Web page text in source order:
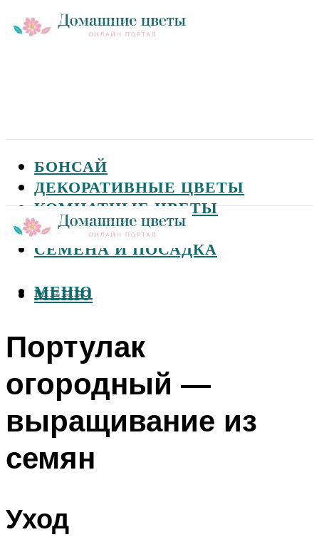
БОНСАЙ
ДЕКОРАТИВНЫЕ ЦВЕТЫ
КОМНАТНЫЕ ЦВЕТЫ
САДОВЫЕ ЦВЕТЫ
СЕМЕНА И ПОСАДКА
МЕНЮ
МЕНЮ
Портулак
огородный —
выращивание из
семян
Уход